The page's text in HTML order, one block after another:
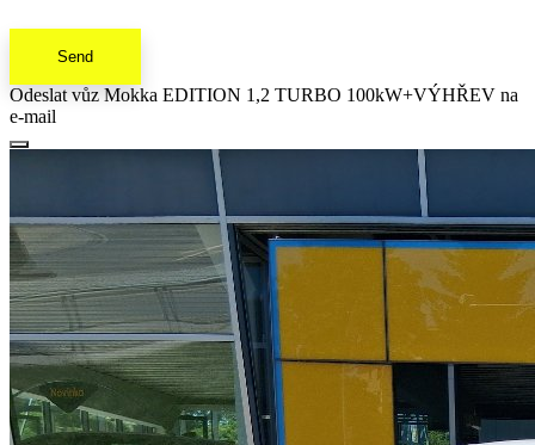
Send
Odeslat vůz Mokka EDITION 1,2 TURBO 100kW+VÝHŘEV na
e-mail